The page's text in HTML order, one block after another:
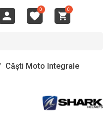
0 0
Căști Moto Integrale